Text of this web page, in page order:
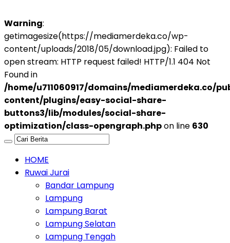
Warning:
getimagesize(https://mediamerdeka.co/wp-
content/uploads/2018/05/download.jpg): Failed to
open stream: HTTP request failed! HTTP/1.1 404 Not
Found in
/home/u711060917/domains/mediamerdeka.co/
content/plugins/easy-social-share-
buttons3/lib/modules/social-share-
optimization/class-opengraph.phpon line 630
HOME
Ruwai Jurai
Bandar Lampung
Lampung
Lampung Barat
Lampung Selatan
Lampung Tengah